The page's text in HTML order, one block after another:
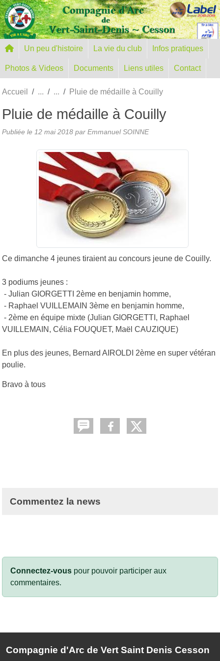
Un peu d'histoire La vie du club Infos pratiques
Photos & Videos Documents Liens utiles Contact
Accueil Pluie de médaille à Couilly
Pluie de médaille à Couilly
Publiée le 12 mai 2018 par Emmanuel SOINNE
Ce dimanche 4 jeunes tiraient au concours jeune de Couilly.
3 podiums jeunes :
- Julian GIORGETTI 2ème en benjamin homme,
- Raphael VUILLEMAIN 3ème en benjamin homme,
- 2ème en équipe mixte (Julian GIORGETTI, Raphael
VUILLEMAIN, Célia FOUQUET, Maël CAUZIQUE)
En plus des jeunes, Bernard AIROLDI 2ème en super vétéran
poulie.
Bravo à tous
Commentez la news
Connectez-vous pour pouvoir participer aux
commentaires.
Compagnie d'Arc de Vert Saint Denis Cesson
Panneau de gestion des cookies